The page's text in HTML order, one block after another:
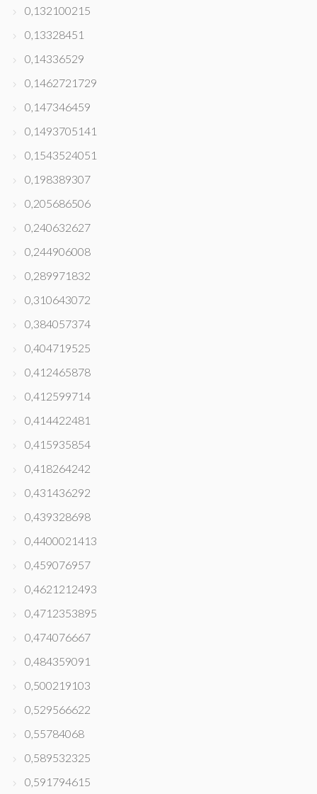
0,132100215
0,13328451
0,14336529
0,1462721729
0,147346459
0,1493705141
0,1543524051
0,198389307
0,205686506
0,240632627
0,244906008
0,289971832
0,310643072
0,384057374
0,404719525
0,412465878
0,412599714
0,414422481
0,415935854
0,418264242
0,431436292
0,439328698
0,4400021413
0,459076957
0,4621212493
0,4712353895
0,474076667
0,484359091
0,500219103
0,529566622
0,55784068
0,589532325
0,591794615